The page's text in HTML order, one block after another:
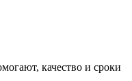
качество и сроки